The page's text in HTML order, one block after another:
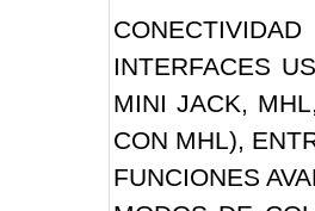
CONECTIVIDAD
INTERFACES
MINI JACK,
CON MHL),
FUNCIONES